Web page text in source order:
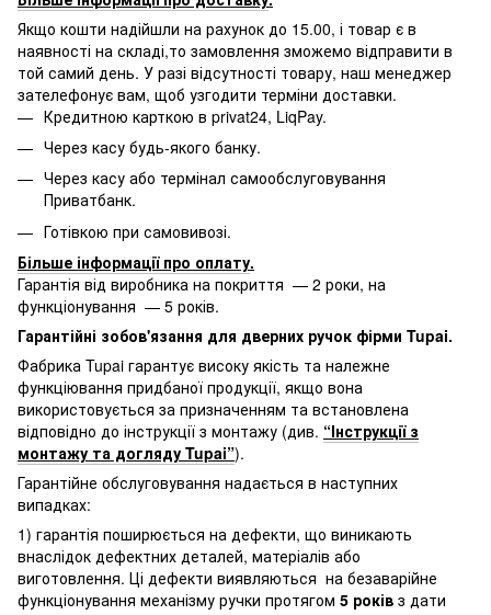
Якщо кошти надійшли на рахунок до 15.00, і товар є в
наявності на складі,то замовлення зможемо відправити в
той самий день. У разі відсутності товару, наш менеджер
зателефонує вам, щоб узгодити терміни доставки.
Кредитною карткою в privat24, LiqPay.
Через касу будь-якого банку.
Через касу або термінал самообслуговування
Приватбанк.
Готівкою при самовивозі.
Більше інформації про оплату.
Гарантія від виробника на покриття — 2 роки, на
функціонування — 5 років.
Гарантійні зобов'язання для дверних ручок фірми Tupai.
Фабрика Tupai гарантує високу якість та належне
функціювання придбаної продукції, якщо вона
використовується за призначенням та встановлена
відповідно до інструкції з монтажу (див. “Інструкції з
монтажу та догляду Tupai”).
Гарантійне обслуговування надається в наступних
випадках:
1) гарантія поширюється на дефекти, що виникають
внаслідок дефектних деталей, матеріалів або
виготовлення. Ці дефекти виявляються на безаварійне
функціонування механізму ручки протягом 5 років з дати